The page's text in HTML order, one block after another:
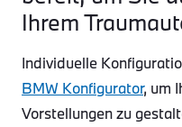
Ihrem
Individuelle
BMW Konfigurator, um
Vorstellungen zu